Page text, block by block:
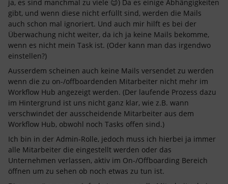
ja, es sind manchmal zu viele 😉) Da es einige Abhängigkeiten
gibt, und wenn diese nicht erfüllt sind, werden die Mails
auch schon mal ignoriert. Und auch mir hilft es bei der
Überwachung nicht weiter, da ich ja keine Mails bekomme,
wenn es nicht mein Task ist. (Oder kann man das irgendwo
einstellen?)
Ausserdem scheinen auch keine Mails versendet zu werden
wenn die zu on-/offboardenden Mitarbeiter nicht mehr im
Workflow Hub angezeigt werden. (Der laufende Prozess dazu
im Hintergrund ist uns nicht ganz klar, wie z.B. wann
verschwindet der ausscheidende Mitarbeiter aus dem
Workflow Hub, obwohl noch Tasks offen sind.)
Ich bin in der Admin-Rolle, jedoch muss ich hierbei ja immer
alle Mitarbeiter die eingestellt werden oder das
Unternehmen verlassen, aktiv im On-/Offboarding Bereich
öffnen um zu sehen ob noch etwas zu tun ist.